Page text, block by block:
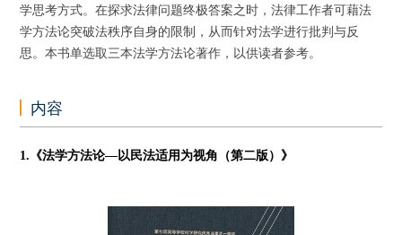
学思考方式。在探求法律问题终极答案之时，法律工作者可藉法
学方法论突破法秩序自身的限制，从而针对法学进行批判与反
思。本书单选取三本法学方法论著作，以供读者参考。
内容
1. 《法学方法论—以民法适用为视角（第二版）》